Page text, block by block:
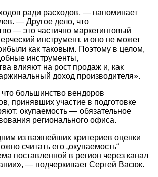
ради расходов, — напоминает
— Другое дело, что
— это частично маркетинговый
инструмент, и оно не может
как таковым. Поэтому в целом,
инструменты,
влияют на рост продаж и, как
доход производителя».
большинство вендоров
принявших участие в подготовке
окупаемость — обязательное
регионального офиса.
из важнейших критериев оценки
считать его „окупаемость“
поставленной в регион через канал
— подчеркивает Сергей Васюк.